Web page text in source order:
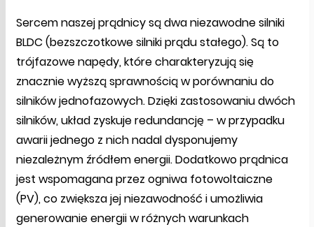
Sercem naszej prądnicy są dwa niezawodne silniki
BLDC (bezszczotkowe silniki prądu stałego). Są to
trójfazowe napędy, które charakteryzują się
znacznie wyższą sprawnością w porównaniu do
silników jednofazowych. Dzięki zastosowaniu dwóch
silników, układ zyskuje redundancję – w przypadku
awarii jednego z nich nadal dysponujemy
niezależnym źródłem energii. Dodatkowo prądnica
jest wspomagana przez ogniwa fotowoltaiczne
(PV), co zwiększa jej niezawodność i umożliwia
generowanie energii w różnych warunkach